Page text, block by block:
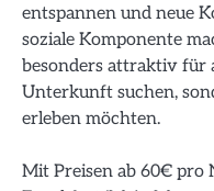
entspannen und neue
soziale Komponente
besonders attraktiv für
Unterkunft suchen,
erleben möchten.
Mit Preisen ab 60€ pro